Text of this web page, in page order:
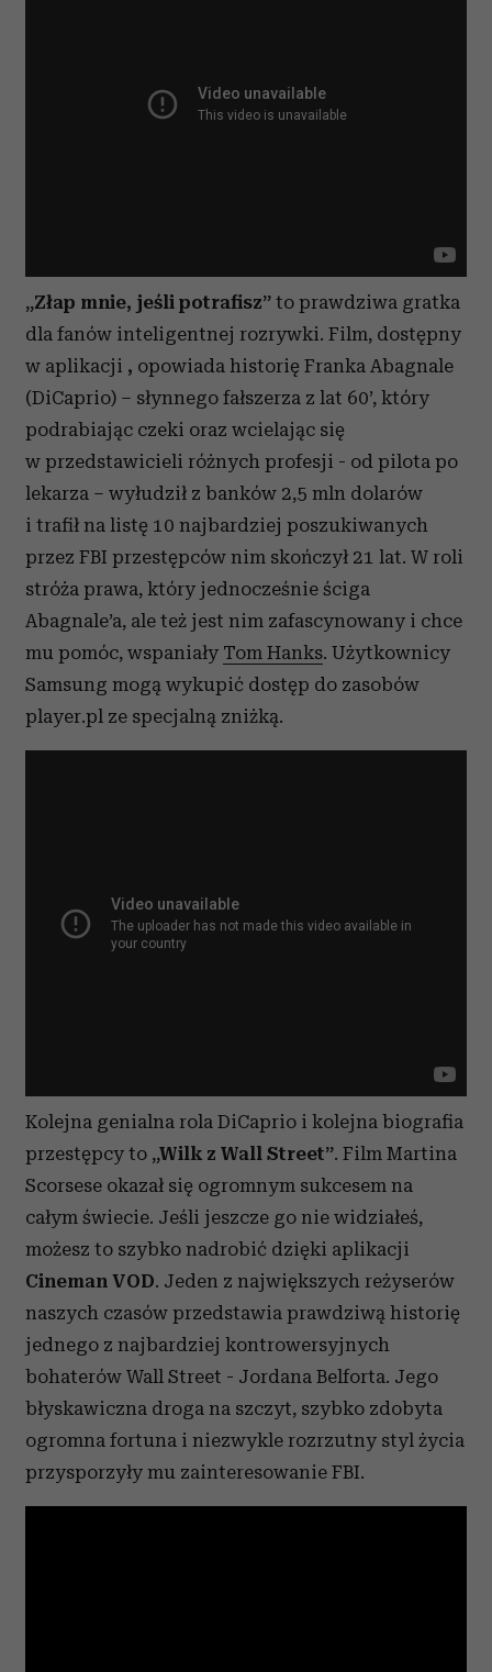
„Złap mnie, jeśli potrafisz” to prawdziwa gratka
dla fanów inteligentnej rozrywki. Film, dostępny
w aplikacji , opowiada historię Franka Abagnale
(DiCaprio) – słynnego fałszerza z lat 60’, który
podrabiając czeki oraz wcielając się
w przedstawicieli różnych profesji - od pilota po
lekarza – wyłudził z banków 2,5 mln dolarów
i trafił na listę 10 najbardziej poszukiwanych
przez FBI przestępców nim skończył 21 lat. W roli
stróża prawa, który jednocześnie ściga
Abagnale’a, ale też jest nim zafascynowany i chce
mu pomóc, wspaniały Tom Hanks. Użytkownicy
Samsung mogą wykupić dostęp do zasobów
player.pl ze specjalną zniżką.
Kolejna genialna rola DiCaprio i kolejna biografia
przestępcy to „Wilk z Wall Street”. Film Martina
Scorsese okazał się ogromnym sukcesem na
całym świecie. Jeśli jeszcze go nie widziałeś,
możesz to szybko nadrobić dzięki aplikacji
Cineman VOD. Jeden z największych reżyserów
naszych czasów przedstawia prawdziwą historię
jednego z najbardziej kontrowersyjnych
bohaterów Wall Street - Jordana Belforta. Jego
błyskawiczna droga na szczyt, szybko zdobyta
ogromna fortuna i niezwykle rozrzutny styl życia
przysporzyły mu zainteresowanie FBI.